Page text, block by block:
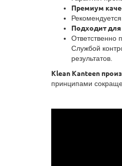
Премиум
Подходит для
Ответственно
Службой
результатов.
Klean Kanteen
принципами